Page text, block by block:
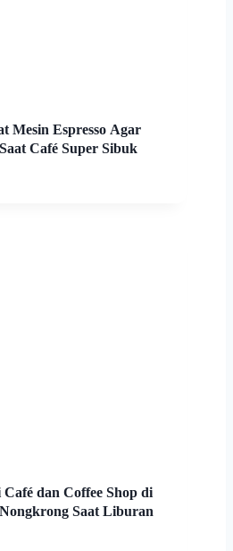
Mesin Espresso Agar
Café Super Sibuk
Café dan Coffee Shop di
Saat Liburan